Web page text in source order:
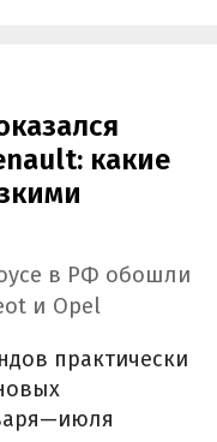
какие
в РФ обошли
и Opel
практически